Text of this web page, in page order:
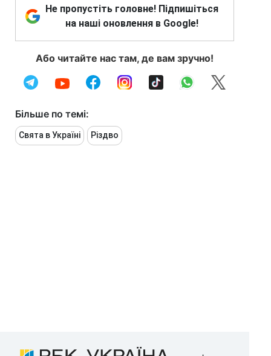
Не пропустіть головне! Підпишіться
на наші оновлення в Google!
Або читайте нас там, де вам зручно!
Більше по темі:
Свята в Україні Різдво